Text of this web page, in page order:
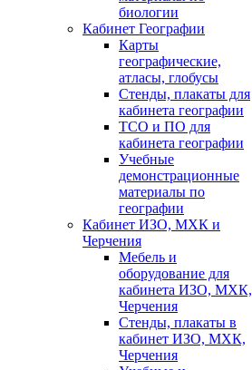
биологии
Кабинет Географии
Карты
географические,
атласы, глобусы
Стенды, плакаты для
кабинета географии
ТСО и ПО для
кабинета географии
Учебные
демонстрационные
материалы по
географии
Кабинет ИЗО, МХК и
Черчения
Мебель и
оборудование для
кабинета ИЗО, МХК,
Черчения
Стенды, плакаты в
кабинет ИЗО, МХК,
Черчения